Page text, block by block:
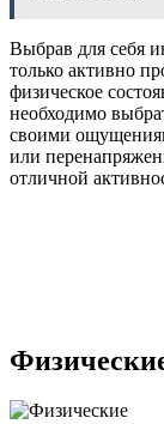
Выбрав для себя
только активно
физическое
необходимо
своими
или
отличной